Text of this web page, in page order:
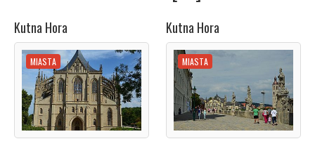
Kutna Hora
MIASTA
Kutna Hora
MIASTA